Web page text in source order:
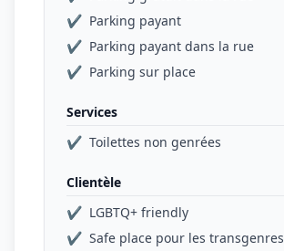
✔ Parking payant
✔ Parking payant dans la rue
✔ Parking sur place
Services
✔ Toilettes non genrées
Clientèle
✔ LGBTQ+ friendly
✔ Safe place pour les transgenres